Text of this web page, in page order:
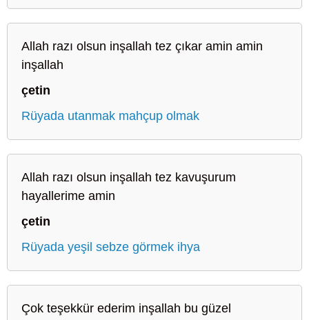
Allah razı olsun inşallah tez çıkar amin amin
inşallah
çetin
Rüyada utanmak mahçup olmak
Allah razı olsun inşallah tez kavuşurum
hayallerime amin
çetin
Rüyada yeşil sebze görmek ihya
Çok teşekkür ederim inşallah bu güzel